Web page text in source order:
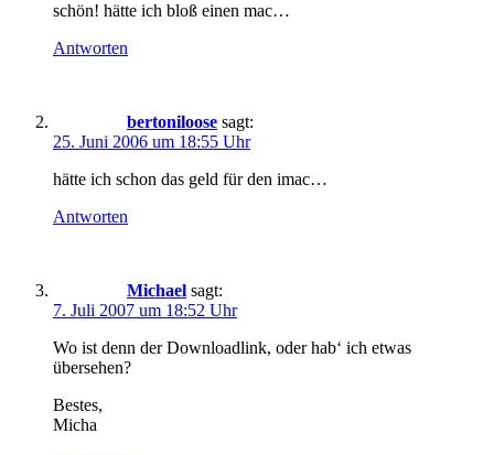
schön! hätte ich bloß einen mac…
Antworten
bertoniloose sagt:
25. Juni 2006 um 18:55 Uhr
hätte ich schon das geld für den imac…
Antworten
Michael sagt:
7. Juli 2007 um 18:52 Uhr
Wo ist denn der Downloadlink, oder hab‘ ich etwas
übersehen?
Bestes,
Micha